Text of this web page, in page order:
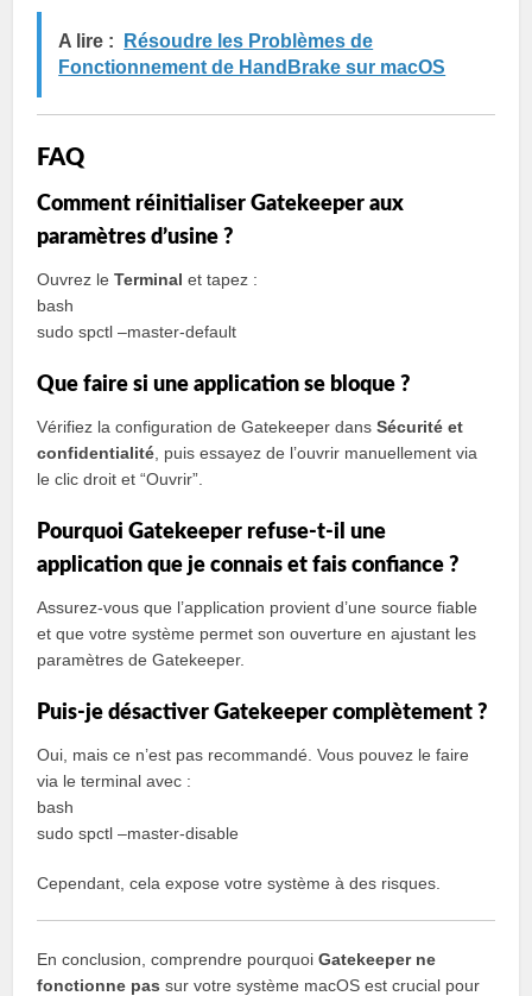
A lire :
Résoudre les Problèmes de
Fonctionnement de HandBrake sur macOS
FAQ
Comment réinitialiser Gatekeeper aux
paramètres d’usine ?
Ouvrez leTerminal et tapez :
bash
sudo spctl –master-default
Que faire si une application se bloque ?
Vérifiez la configuration de Gatekeeper dansSécurité et
confidentialité , puis essayez de l’ouvrir manuellement via
le clic droit et “Ouvrir”.
Pourquoi Gatekeeper refuse-t-il une
application que je connais et fais confiance ?
Assurez-vous que l’application provient d’une source fiable
et que votre système permet son ouverture en ajustant les
paramètres de Gatekeeper.
Puis-je désactiver Gatekeeper complètement ?
Oui, mais ce n’est pas recommandé. Vous pouvez le faire
via le terminal avec :
bash
sudo spctl –master-disable
Cependant, cela expose votre système à des risques.
En conclusion, comprendre pourquoiGatekeeper ne
fonctionne pas sur votre système macOS est crucial pour